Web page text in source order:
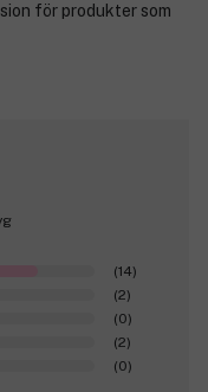
för produkter som
(14)
(2)
(0)
(2)
(0)